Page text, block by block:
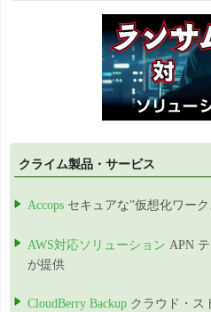
クライム製品・サービス
Accops セキュアな”仮想化ワー
AWS対応ソリューション APN
が提供
CloudBerry Backup クラウド・ス